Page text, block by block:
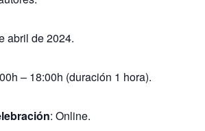
abril de 2024.
– 18:00h (duración 1 hora).
: Online.